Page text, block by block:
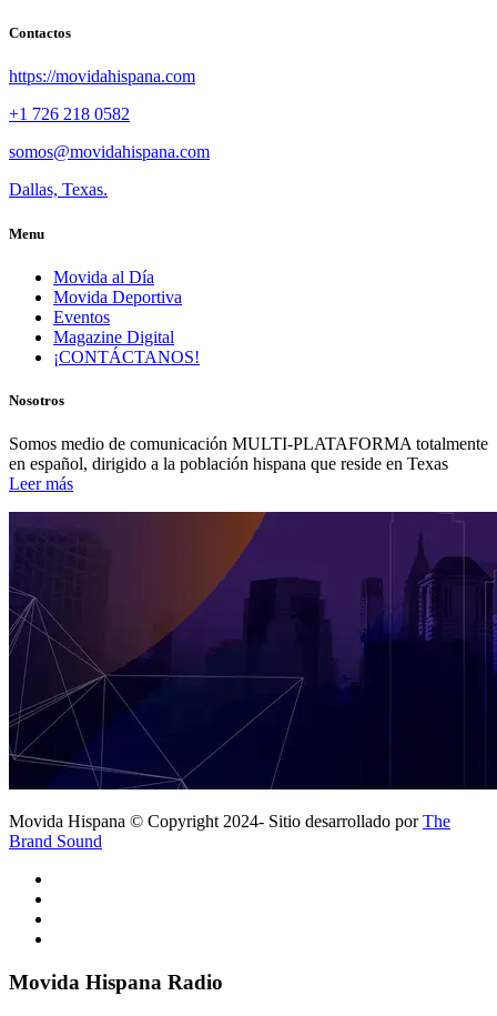
Contactos
https://movidahispana.com
+1 726 218 0582
somos@movidahispana.com
Dallas, Texas.
Menu
Movida al Día
Movida Deportiva
Eventos
Magazine Digital
¡CONTÁCTANOS!
Nosotros
Somos medio de comunicación MULTI-PLATAFORMA totalmente
en español, dirigido a la población hispana que reside en Texas
Leer más
Movida Hispana © Copyright 2024- Sitio desarrollado porThe
Brand Sound
Movida Hispana Radio